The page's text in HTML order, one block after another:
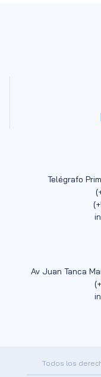
Telégrafo
Av Juan Tanca
Todos los